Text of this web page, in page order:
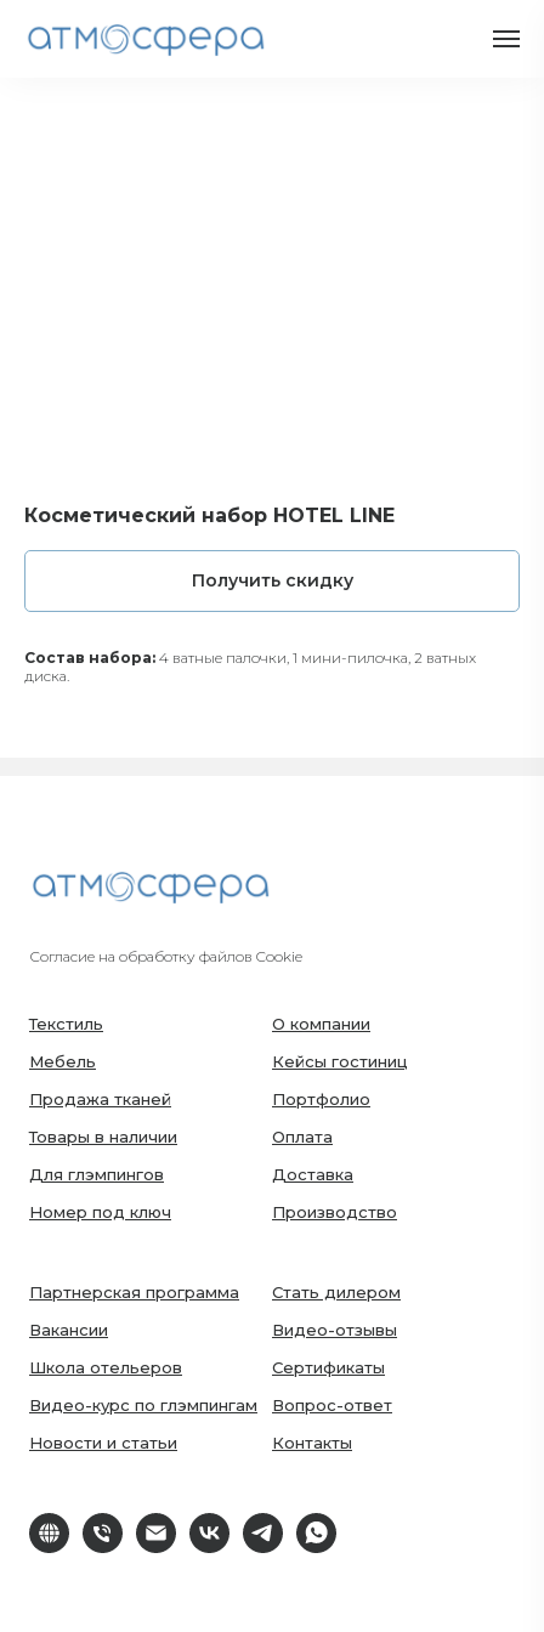
Косметический набор HOTEL LINE
Получить скидку
Состав набора: 4 ватные палочки, 1 мини-пилочка, 2 ватных
диска.
Согласие на обработку файлов Cookie
Текстиль
Мебель
Продажа тканей
Товары в наличии
Для глэмпингов
Номер под ключ
О компании
Кейсы гостиниц
Портфолио
Оплата
Доставка
Производство
Партнерская программа
Вакансии
Школа отельеров
Видео-курс по глэмпингам
Новости и статьи
Стать дилером
Видео-отзывы
Сертификаты
Вопрос-ответ
Контакты